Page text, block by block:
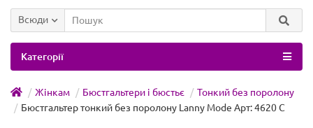
Всюди
Категорії
Жінкам Бюстгальтери і бюстьє
Тонкий без поролону
Бюстгальтер тонкий без поролону Lanny Mode Арт: 4620 C